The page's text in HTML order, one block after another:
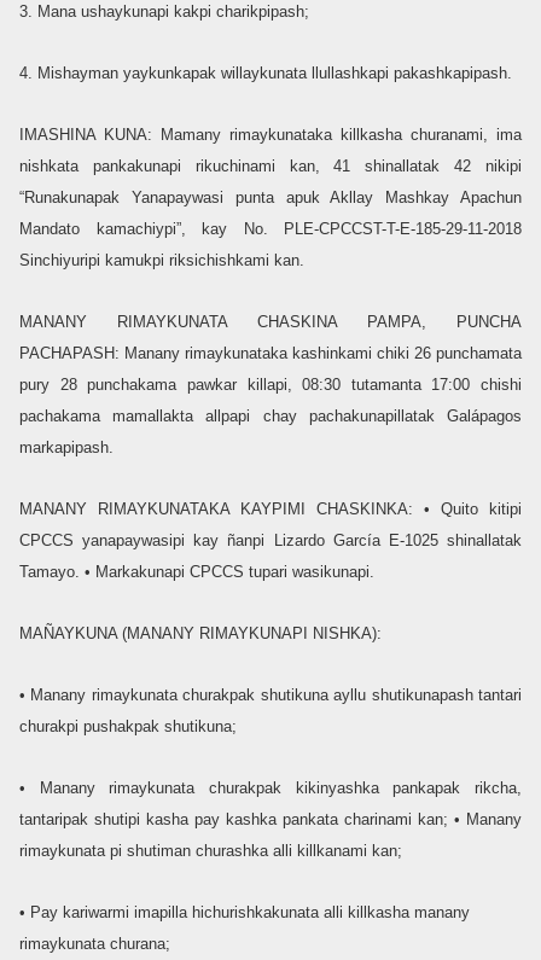
3. Mana ushaykunapi kakpi charikpipash;
4. Mishayman yaykunkapak willaykunata llullashkapi pakashkapipash.
IMASHINA KUNA: Mamany rimaykunataka killkasha churanami, ima
nishkata pankakunapi rikuchinami kan, 41 shinallatak 42 nikipi
“Runakunapak Yanapaywasi punta apuk Akllay Mashkay Apachun
Mandato kamachiypi”, kay No. PLE-CPCCST-T-E-185-29-11-2018
Sinchiyuripi kamukpi riksichishkami kan.
MANANY RIMAYKUNATA CHASKINA PAMPA, PUNCHA
PACHAPASH: Manany rimaykunataka kashinkami chiki 26 punchamata
pury 28 punchakama pawkar killapi, 08:30 tutamanta 17:00 chishi
pachakama mamallakta allpapi chay pachakunapillatak Galápagos
markapipash.
MANANY RIMAYKUNATAKA KAYPIMI CHASKINKA: • Quito kitipi
CPCCS yanapaywasipi kay ñanpi Lizardo García E-1025 shinallatak
Tamayo. • Markakunapi CPCCS tupari wasikunapi.
MAÑAYKUNA (MANANY RIMAYKUNAPI NISHKA):
• Manany rimaykunata churakpak shutikuna ayllu shutikunapash tantari
churakpi pushakpak shutikuna;
• Manany rimaykunata churakpak kikinyashka pankapak rikcha,
tantaripak shutipi kasha pay kashka pankata charinami kan; • Manany
rimaykunata pi shutiman churashka alli killkanami kan;
• Pay kariwarmi imapilla hichurishkakunata alli killkasha manany
rimaykunata churana;